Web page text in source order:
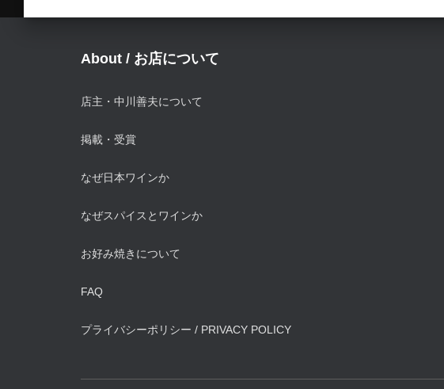
About / お店について
店主・中川善夫について
掲載・受賞
なぜ日本ワインか
なぜスパイスとワインか
お好み焼きについて
FAQ
プライバシーポリシー / PRIVACY POLICY